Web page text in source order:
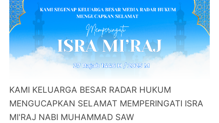
KAMI KELUARGA BESAR RADAR HUKUM
MENGUCAPKAN SELAMAT MEMPERINGATI ISRA
MI'RAJ NABI MUHAMMAD SAW